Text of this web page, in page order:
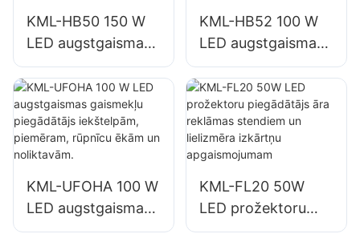
noliktavām.
KML-HB50 150 W
LED augstgaismas
gaismekļu
piegādātājs
iekštelpām,
piemēram,
remontdarbnīcām
KML-HB52 100 W
LED augstgaismas
gaismekļu
piegādātājs
iekštelpām,
piemēram, rūpnīcu
ēkām un
KML-UFOHA 100 W
LED augstgaismas
gaismekļu
KML-FL20 50W
LED prožektoru
piegādātājs āra